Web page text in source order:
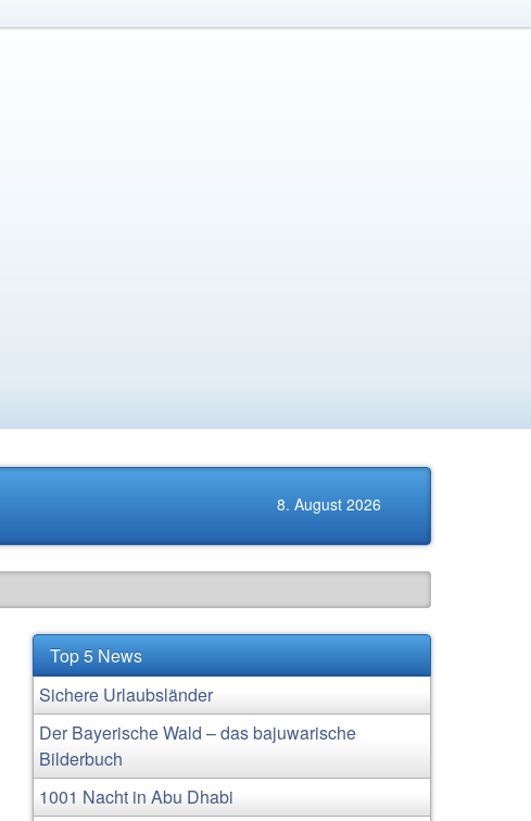
8. August 2026
Top 5 News
Sichere Urlaubsländer
Der Bayerische Wald – das bajuwarische
Bilderbuch
1001 Nacht in Abu Dhabi